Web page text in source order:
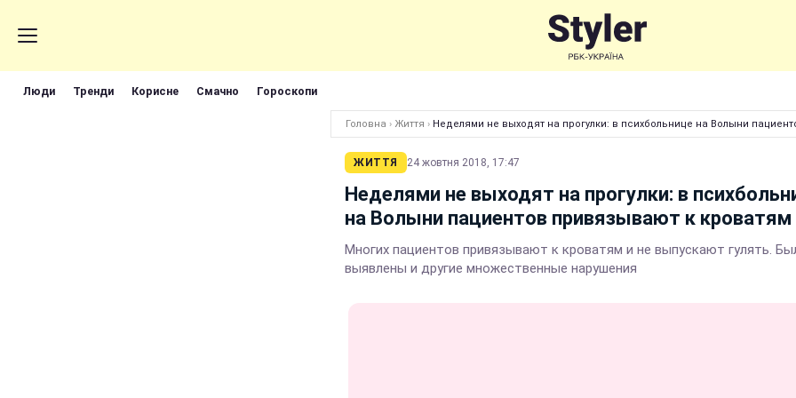
Люди Тренди Корисне Смачно Гороскопи
Головна › Життя › Неделями не выходят на прогулки: в психбольнице на Волыни
ЖИТТЯ 24 жовтня 2018, 17:47
Неделями не выходят на прогулки: в
на Волыни пациентов привязывают к кроватям
Многих пациентов привязывают к кроватям и не выпускают гулять.
выявлены и другие множественные нарушения